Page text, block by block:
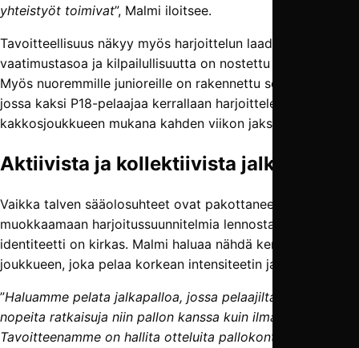
yhteistyöt toimivat”, Malmi iloitsee.
Tavoitteellisuus näkyy myös harjoittelun laadussa:
vaatimustasoa ja kilpailullisuutta on nostettu tietoisesti.
Myös nuoremmille junioreille on rakennettu selkeä polku,
jossa kaksi P18-pelaajaa kerrallaan harjoittelee
kakkosjoukkueen mukana kahden viikon jaksoissa.
Aktiivista ja kollektiivista jalkapalloa
Vaikka talven sääolosuhteet ovat pakottaneet
muokkaamaan harjoitussuunnitelmia lennosta, pelillinen
identiteetti on kirkas. Malmi haluaa nähdä kentällä
joukkueen, joka pelaa korkean intensiteetin jalkapalloa.
”Haluamme pelata jalkapalloa, jossa pelaajilta vaaditaan
nopeita ratkaisuja niin pallon kanssa kuin ilmankin.
Tavoitteenamme on hallita otteluita pallokontrollin kautta,